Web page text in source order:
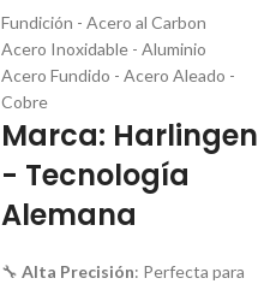
Fundición - Acero al Carbon
Acero Inoxidable - Aluminio
Acero Fundido - Acero Aleado -
Cobre
Marca: Harlingen
- Tecnología
Alemana
🔧 Alta Precisión: Perfecta para